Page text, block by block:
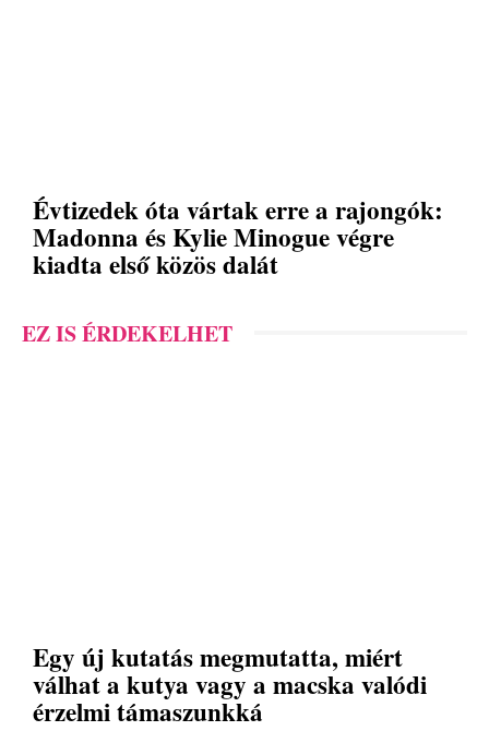
Évtizedek óta vártak erre a rajongók:
Madonna és Kylie Minogue végre
kiadta első közös dalát
EZ IS ÉRDEKELHET
Egy új kutatás megmutatta, miért
válhat a kutya vagy a macska valódi
érzelmi támaszunkká